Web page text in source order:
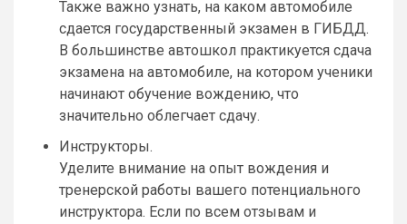
Также важно узнать, на каком автомобиле
сдается государственный экзамен в ГИБДД.
В большинстве автошкол практикуется сдача
экзамена на автомобиле, на котором ученики
начинают обучение вождению, что
значительно облегчает сдачу.
Инструкторы.
Уделите внимание на опыт вождения и
тренерской работы вашего потенциального
инструктора. Если по всем отзывам и